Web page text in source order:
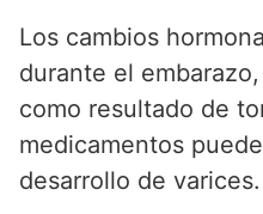
Los cambios
durante el
como resultado de
medicamentos
desarrollo de varices.